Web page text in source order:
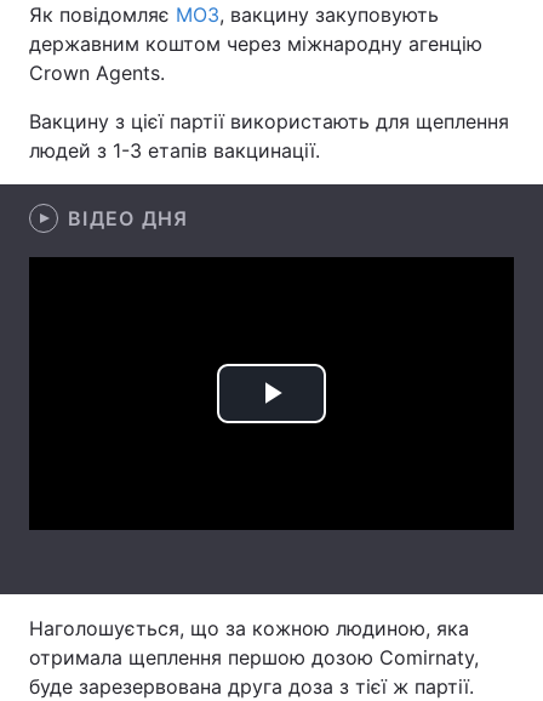
Економіка Світ
Спорт
Техно і зв'язок Лайт
Зброя Інциденти
Інтерв'ю Думки
Контакти
Послуги
Як повідомляє МОЗ, вакцину закуповують
державним коштом через міжнародну агенцію
Crown Agents.
Вакцину з цієї партії використають для щеплення
людей з 1-3 етапів вакцинації.
ВІДЕО ДНЯ
Play
Наголошується, що за кожною людиною, яка
отримала щеплення першою дозою Comirnaty,
буде зарезервована друга доза з тієї ж партії.